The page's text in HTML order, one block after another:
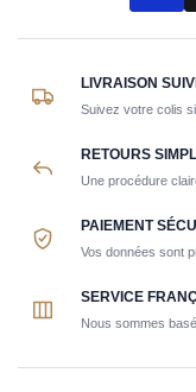
LIVRAISON
Suivez votre colis
RETOURS
Une procédure
PAIEMENT
Vos données sont
SERVICE
Nous sommes